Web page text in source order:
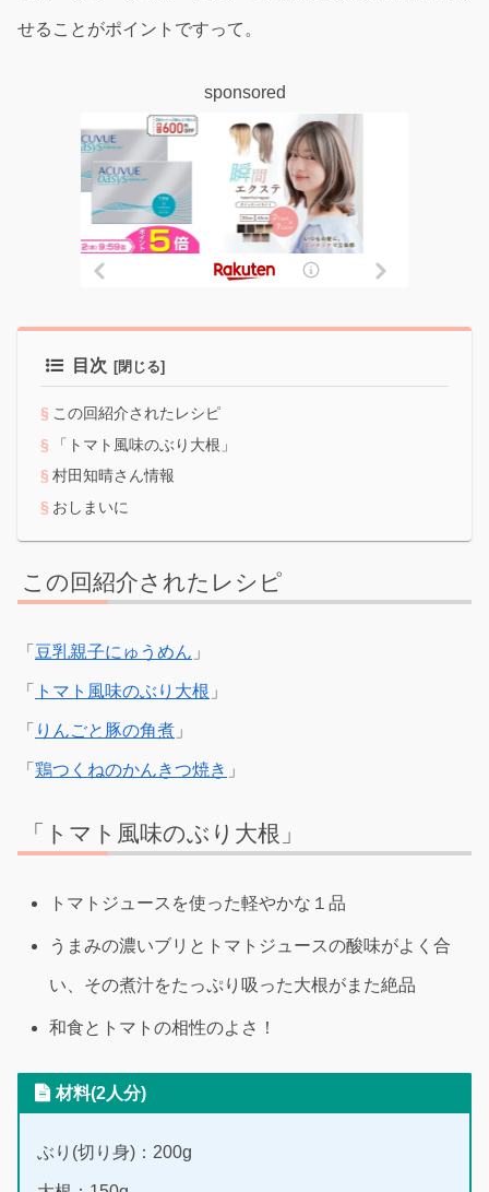
せることがポイントですって。
sponsored
目次
この回紹介されたレシピ
「トマト風味のぶり大根」
村田知晴さん情報
おしまいに
この回紹介されたレシピ
「 豆乳親子にゅうめん 」
「 トマト風味のぶり大根 」
「 りんごと豚の角煮 」
「 鶏つくねのかんきつ焼き 」
「トマト風味のぶり大根」
トマトジュースを使った軽やかな１品
うまみの濃いブリとトマトジュースの酸味がよく合
い、その煮汁をたっぷり吸った大根がまた絶品
和食とトマトの相性のよさ！
材料(2人分)
ぶり(切り身)：200g